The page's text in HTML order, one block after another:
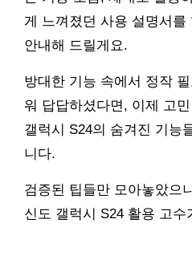
게 느껴졌던 사용 설명서를
안내해 드릴게요.
방대한 기능 속에서 정작
워 답답하셨다면, 이제 고
갤럭시 S24의 숨겨진 기능
니다.
검증된 팁들만 모아놓았으
신도 갤럭시 S24 활용 고